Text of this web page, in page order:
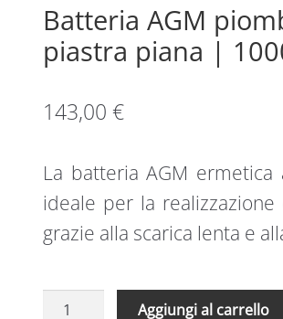
Batteria AGM
piastra piana |
143,00 €
La batteria AGM
ideale per la
grazie alla scarica lenta e
Batteria
Aggiungi al carrello